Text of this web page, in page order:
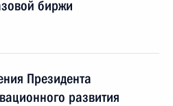
биржи
Президента
развития